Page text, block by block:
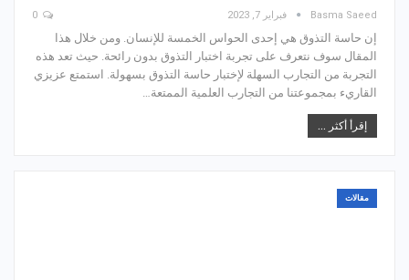
Basma Saeed فبراير 7, 2023
إن حاسة التذوق هي إحدى الحواس الخمسة للإنسان. ومن خلال هذا
المقال سوف نتعرف على تجربة اختبار التذوق بدون رائحة. حيث تعد هذه
التجربة من التجارب السهلة لإختبار حاسة التذوق بسهولة. استمتع عزيزي
القاريء بمجموعتنا من التجارب العلمية الممتعة…
إقرأ أكثر ...
مقالات